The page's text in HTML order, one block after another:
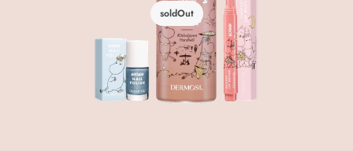
soldOut